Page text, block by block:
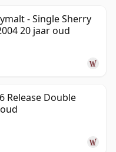
- Single Sherry
20 jaar oud
Release Double